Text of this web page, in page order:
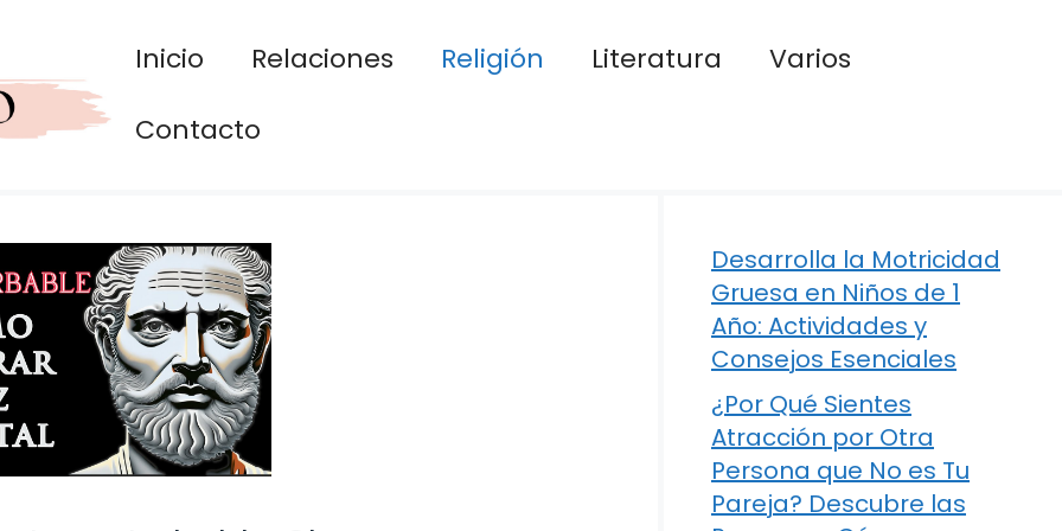
Inicio Relaciones Religión Literatura
Varios
Contacto
Desarrolla la Motricidad
Gruesa en Niños de 1
Año: Actividades y
Consejos Esenciales
¿Por Qué Sientes
Atracción por Otra
Persona que No es Tu
Pareja? Descubre las